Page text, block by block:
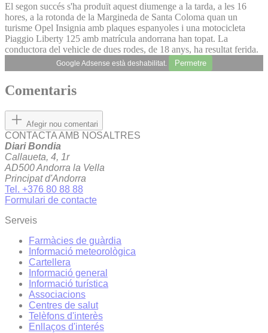
El segon succés s'ha produït aquest diumenge a la tarda, a les 16
hores, a la rotonda de la Margineda de Santa Coloma quan un
turisme Opel Insignia amb plaques espanyoles i una motocicleta
Piaggio Liberty 125 amb matrícula andorrana han topat. La
conductora del vehicle de dues rodes, de 18 anys, ha resultat ferida.
Google Adsense està deshabilitat. Permetre
Comentaris
Afegir nou comentari
CONTACTA AMB NOSALTRES
Diari Bondia
Callaueta, 4, 1r
AD500 Andorra la Vella
Principat d'Andorra
Tel. +376 80 88 88
Formulari de contacte
Serveis
Farmàcies de guàrdia
Informació meteorològica
Cartellera
Informació general
Informació turística
Associacions
Centres de salut
Telèfons d'interès
Enllaços d'interés